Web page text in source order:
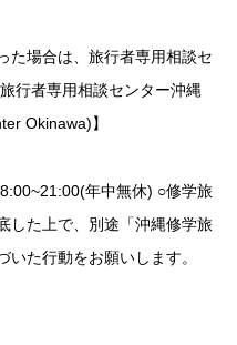
た場合は、旅行者専用相談セ
行者専用相談センター沖縄
Okinawa)】
年中無休) ○修学旅
した上で、別途「沖縄修学旅
た行動をお願いします。